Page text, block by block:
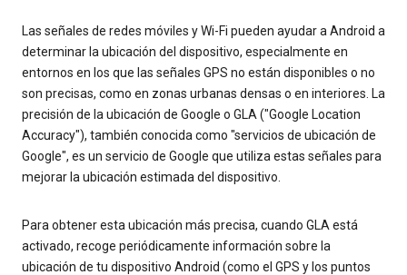
Las señales de redes móviles y Wi-Fi pueden ayudar a Android a
determinar la ubicación del dispositivo, especialmente en
entornos en los que las señales GPS no están disponibles o no
son precisas, como en zonas urbanas densas o en interiores. La
precisión de la ubicación de Google o GLA ("Google Location
Accuracy"), también conocida como "servicios de ubicación de
Google", es un servicio de Google que utiliza estas señales para
mejorar la ubicación estimada del dispositivo.
Para obtener esta ubicación más precisa, cuando GLA está
activado, recoge periódicamente información sobre la
ubicación de tu dispositivo Android (como el GPS y los puntos